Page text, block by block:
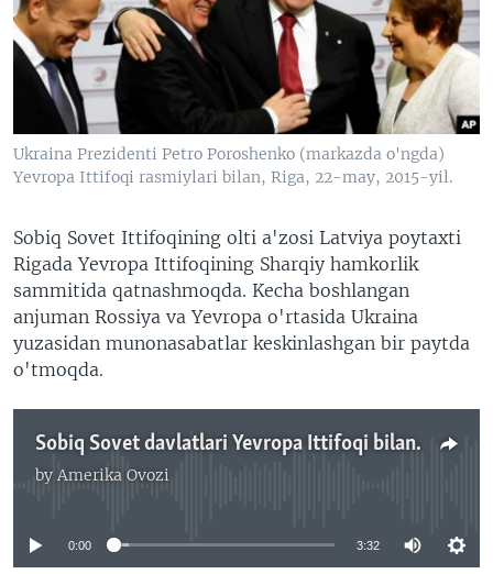
VIDEO
XABARLAR SURATLARDA
ODNOKLASSNIKI
TELEGRAM
TWITTER
SOUNDCLOUD
VOA
Ukraina Prezidenti Petro Poroshenko (markazda o'ngda)
Yevropa Ittifoqi rasmiylari bilan, Riga, 22-may, 2015-yil.
Sobiq Sovet Ittifoqining olti a'zosi Latviya poytaxti
Rigada Yevropa Ittifoqining Sharqiy hamkorlik
sammitida qatnashmoqda. Kecha boshlangan
anjuman Rossiya va Yevropa o'rtasida Ukraina
yuzasidan munonasabatlar keskinlashgan bir paytda
o'tmoqda.
Sobiq Sovet davlatlari Yevropa Ittifoqi bilan, Behzod Muhammadiy
by Amerika Ovozi
No media source currently available
0:00 3:32